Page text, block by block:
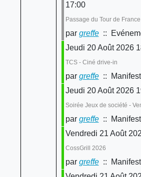
17:00
Passage du Tour de
par greffe::
Jeudi 20 Août 2026
TCS - Ciné drive-in
par greffe::
Jeudi 20 Août 2026
Soirée Jeux de société -
par greffe::
Vendredi 21 Août
CossGrill 2026
par greffe::